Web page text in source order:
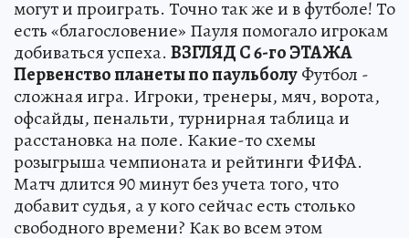
могут и проиграть. Точно так же и в футболе! То
есть «благословение» Пауля помогало игрокам
добиваться успеха. ВЗГЛЯД С 6-го ЭТАЖА
Первенство планеты по паульболуФутбол -
сложная игра. Игроки, тренеры, мяч, ворота,
офсайды, пенальти, турнирная таблица и
расстановка на поле. Какие-то схемы
розыгрыша чемпионата и рейтинги ФИФА.
Матч длится 90 минут без учета того, что
добавит судья, а у кого сейчас есть столько
свободного времени? Как во всем этом